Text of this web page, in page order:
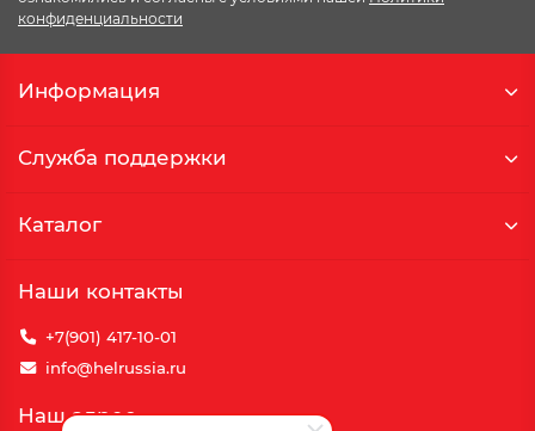
конфиденциальности
Информация
Служба поддержки
Каталог
Наши контакты
+7(901) 417-10-01
info@helrussia.ru
Наш адрес